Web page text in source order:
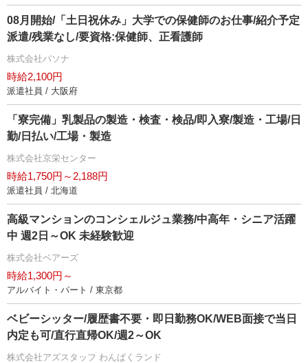
08月開始/「土日祝休み」大学での保健師のお仕事/紹介予定
派遣/残業なし/要資格:保健師、正看護師
株式会社パソナ
時給2,100円
派遣社員 / 大阪府
「寮完備」乳製品の製造・検査・検品/即入寮/製造・工場/日
勤/日払い/工場・製造
株式会社京栄センター
時給1,750円～2,188円
派遣社員 / 北海道
高級マンションのコンシェルジュ業務/中高年・シニア活躍
中 週2日～OK 未経験歓迎
株式会社ベアーズ
時給1,300円～
アルバイト・パート / 東京都
ベビーシッター/履歴書不要・即日勤務OK/WEB面接で当日
内定も可/直行直帰OK/週2～OK
株式会社アズスタッフ わんぱくランド